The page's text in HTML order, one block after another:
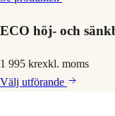
ECO höj- och
1 995 krexkl. moms
Välj utförande